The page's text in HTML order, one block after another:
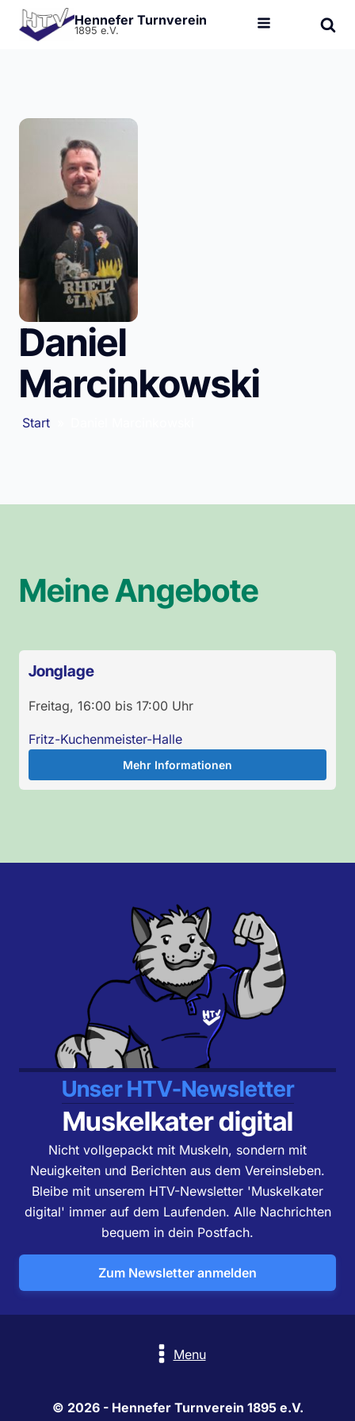
Hennefer Turnverein
1895 e.V.
Daniel
Marcinkowski
Start
Meine Angebote
Jonglage
Freitag, 16:00 bis 17:00 Uhr
Fritz-Kuchenmeister-Halle
Mehr Informationen
Unser HTV-Newsletter
Muskelkater digital
Nicht vollgepackt mit Muskeln, sondern mit
Neuigkeiten und Berichten aus dem Vereinsleben.
Bleibe mit unserem HTV-Newsletter 'Muskelkater
digital' immer auf dem Laufenden. Alle Nachrichten
bequem in dein Postfach.
Zum Newsletter anmelden
Menu
© 2026 - Hennefer Turnverein 1895 e.V.